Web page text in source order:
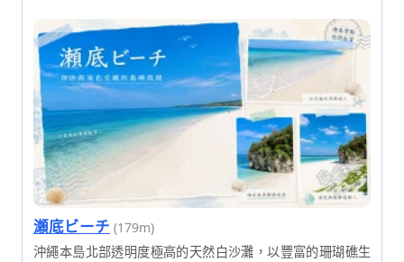
瀬底ビーチ (179m)
沖繩本島北部透明度極高的天然白沙灘，以豐富的珊瑚礁生